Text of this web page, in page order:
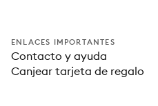
ENLACES IMPORTANTES
Contacto y ayuda
Canjear tarjeta de regalo